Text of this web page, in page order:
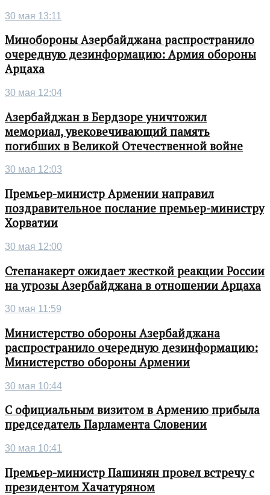
30 мая 13:11
Минобороны Азербайджана распространило
очередную дезинформацию: Армия обороны
Арцаха
30 мая 12:04
Азербайджан в Бердзоре уничтожил
мемориал, увековечивающий память
погибших в Великой Отечественной войне
30 мая 12:03
Премьер-министр Армении направил
поздравительное послание премьер-министру
Хорватии
30 мая 12:00
Степанакерт ожидает жесткой реакции России
на угрозы Азербайджана в отношении Арцаха
30 мая 11:59
Министерство обороны Азербайджана
распространило очередную дезинформацию:
Министерство обороны Армении
30 мая 10:44
С официальным визитом в Армению прибыла
председатель Парламента Словении
30 мая 10:41
Премьер-министр Пашинян провел встречу с
президентом Хачатуряном